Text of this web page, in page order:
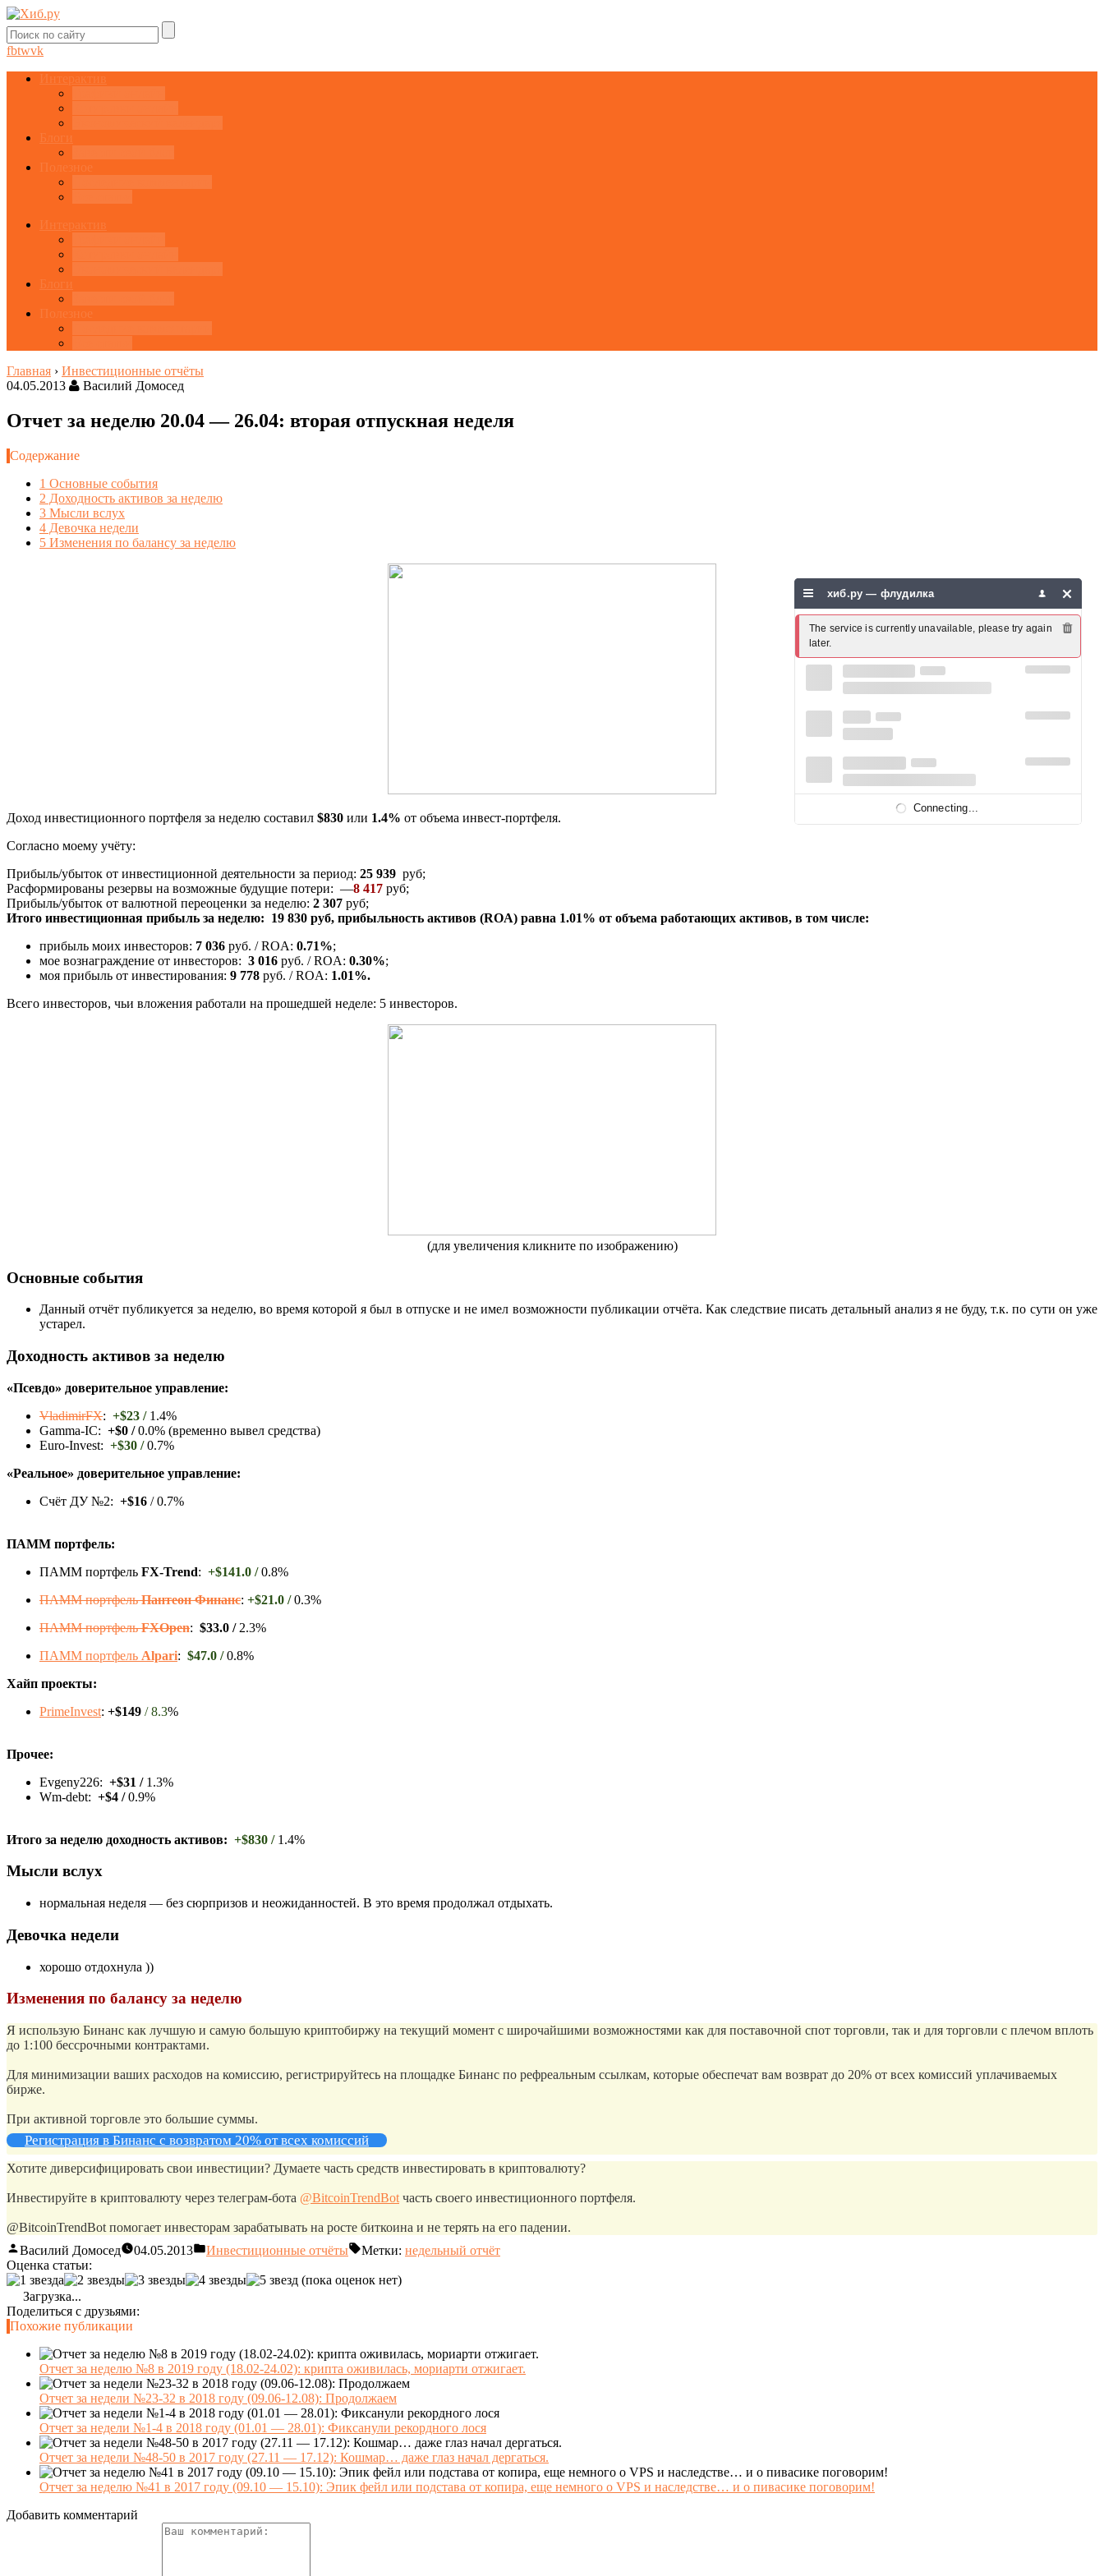
fbtwvk
Интерактив
Блоги
Полезное
Интерактив
Блоги
Полезное
Главная › Инвестиционные отчёты
04.05.2013
Василий Домосед
Отчет за неделю 20.04 — 26.04: вторая отпускная неделя
Содержание
1 Основные события
2 Доходность активов за неделю
3 Мысли вслух
4 Девочка недели
5 Изменения по балансу за неделю
Доход инвестиционного портфеля за неделю составил $830 или 1.4% от объема инвест-портфеля.
Согласно моему учёту:
Прибыль/убыток от инвестиционной деятельности за период: 25 939 руб;
Расформированы резервы на возможные будущие потери: —8 417 руб;
Прибыль/убыток от валютной переоценки за неделю: 2 307 руб;
Итого инвестиционная прибыль за неделю: 19 830 руб, прибыльность активов (ROA) равна 1.01% от объема работающих активов, в том числе:
прибыль моих инвесторов: 7 036 руб. / ROA: 0.71%;
мое вознаграждение от инвесторов: 3 016 руб. / ROA: 0.30%;
моя прибыль от инвестирования: 9 778 руб. / ROA: 1.01%.
Всего инвесторов, чьи вложения работали на прошедшей неделе: 5 инвесторов.
(для увеличения кликните по изображению)
Основные события
Данный отчёт публикуется за неделю, во время которой я был в отпуске и не имел возможности публикации отчёта. Как следствие писать детальный анализ я не буду, т.к. по сути он уже
устарел.
Доходность активов за неделю
«Псевдо» доверительное управление:
VladimirFX: +$23 / 1.4%
Gamma-IC: +$0 /0.0% (временно вывел средства)
Euro-Invest: +$30 /0.7%
«Реальное» доверительное управление:
Счёт ДУ №2: +$16 / 0.7%
ПАММ портфель:
ПАММ портфель FX-Trend: +$141.0 /0.8%
ПАММ портфельПантеон Финанс: +$21.0 /0.3%
ПАММ портфельFXOpen: $33.0 / 2.3%
ПАММ портфель Alpari: $47.0 /0.8%
Хайп проекты:
PrimeInvest: +$149 / 8.3%
Прочее:
Evgeny226: +$31 / 1.3%
Wm-debt: +$4 /0.9%
Итого за неделю доходность активов: +$830 /1.4%
Мысли вслух
нормальная неделя — без сюрпризов и неожиданностей. В это время продолжал отдыхать.
Девочка недели
хорошо отдохнула ))
Изменения по балансу за неделю
Я использую Бинанс как лучшую и самую большую криптобиржу на текущий момент с широчайшими возможностями как для поставочной спот торговли, так и для торговли с плечом вплоть
до 1:100 бессрочными контрактами.
Для минимизации ваших расходов на комиссию, регистрируйтесь на площадке Бинанс по рефреальным ссылкам, которые обеспечат вам возврат до 20% от всех комиссий уплачиваемых
бирже.
При активной торговле это большие суммы.
Регистрация в Бинанс с возвратом 20% от всех комиссий
Хотите диверсифицировать свои инвестиции? Думаете часть средств инвестировать в криптовалюту?
Инвестируйте в криптовалюту через телеграм-бота @BitcoinTrendBot часть своего инвестиционного портфеля.
@BitcoinTrendBot помогает инвесторам зарабатывать на росте биткоина и не терять на его падении.
Василий Домосед
04.05.2013 Инвестиционные отчёты Метки: недельный отчёт
Оценка статьи:
(пока оценок нет)
Загрузка...
Поделиться с друзьями:
Похожие публикации
Отчет за неделю №8 в 2019 году (18.02-24.02): крипта оживилась, мориарти отжигает.
Отчет за недели №23-32 в 2018 году (09.06-12.08): Продолжаем
Отчет за недели №1-4 в 2018 году (01.01 — 28.01): Фиксанули рекордного лося
Отчет за недели №48-50 в 2017 году (27.11 — 17.12): Кошмар… даже глаз начал дергаться.
Отчет за неделю №41 в 2017 году (09.10 — 15.10): Эпик фейл или подстава от копира, еще немного о VPS и наследстве… и о пивасике поговорим!
Добавить комментарий
хиб.ру — флудилка
The service is currently unavailable, please try again
later.
Connecting...